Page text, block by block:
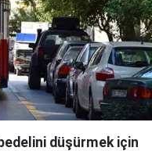
düşürmek için